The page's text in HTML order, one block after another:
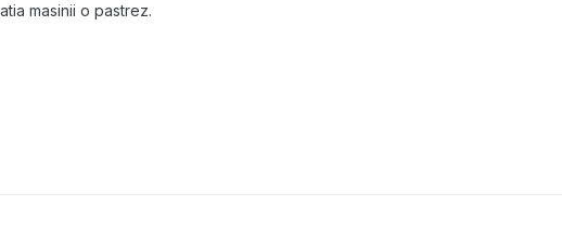
masinii o pastrez.